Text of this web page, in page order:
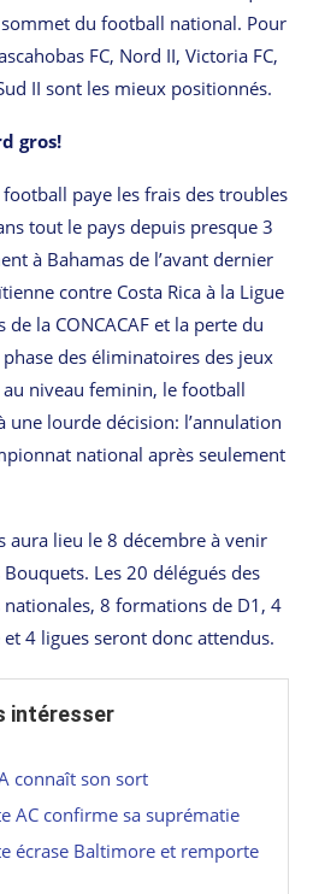
du football national. Pour
FC, Nord II, Victoria FC,
II sont les mieux positionnés.
gros!
paye les frais des troubles
tout le pays depuis presque 3
à Bahamas de l’avant dernier
contre Costa Rica à la Ligue
la CONCACAF et la perte du
des éliminatoires des jeux
niveau feminin, le football
une lourde décision: l’annulation
national après seulement
aura lieu le 8 décembre à venir
Les 20 délégués des
8 formations de D1, 4
4 ligues seront donc attendus.
intéresser
connaît son sort
AC confirme sa suprématie
écrase Baltimore et remporte